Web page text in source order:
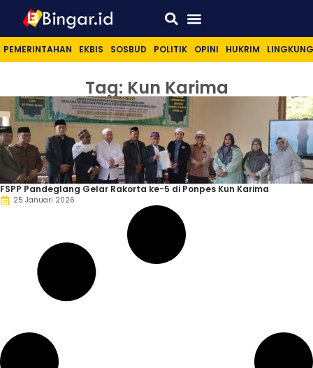
PEMERINTAHAN EKBIS SOSBUD POLITIK OPINI HUKRIM
Tag: Kun Karima
FSPP Pandeglang Gelar Rakorta ke-5 di Ponpes Kun Karima
25 Januari 2026